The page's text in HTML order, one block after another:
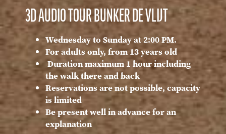
3D AUDIO TOUR BUNKER DE VLIJT
Wednesday to Sunday at 2:00 PM.
For adults only, from 13 years old
Duration maximum 1 hour including
the walk there and back
Reservations are not possible, capacity
is limited
Be present well in advance for an
explanation